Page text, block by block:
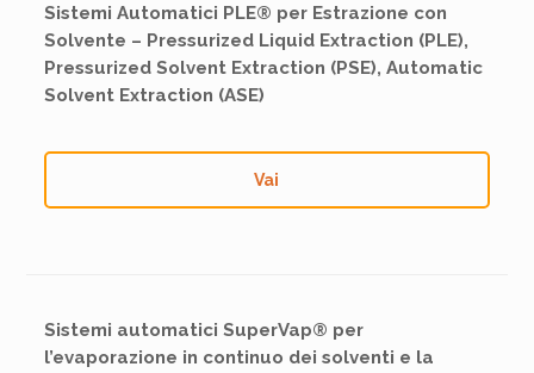
Sistemi Automatici PLE® per Estrazione con
Solvente – Pressurized Liquid Extraction (PLE),
Pressurized Solvent Extraction (PSE), Automatic
Solvent Extraction (ASE)
Vai
Sistemi automatici SuperVap® per
l’evaporazione in continuo dei solventi e la